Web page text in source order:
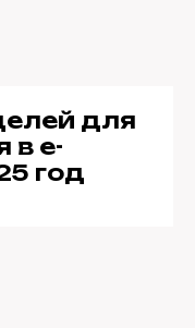
для
в e-
год